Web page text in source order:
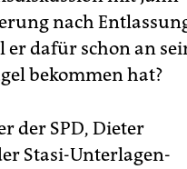
nach
er dafür schon an
bekommen hat?
der SPD, Dieter
Stasi-Unterlagen-